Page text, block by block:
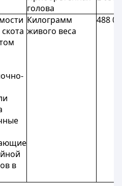
голова
в
Килограмм
живого веса
488